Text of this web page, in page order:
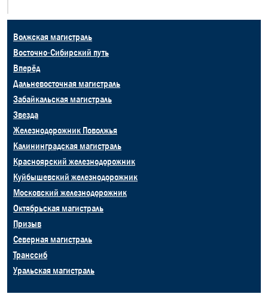
Волжская магистраль
Восточно-Сибирский путь
Вперёд
Дальневосточная магистраль
Забайкальская магистраль
Звезда
Железнодорожник Поволжья
Калининградская магистраль
Красноярский железнодорожник
Куйбышевский железнодорожник
Московский железнодорожник
Октябрьская магистраль
Призыв
Северная магистраль
Транссиб
Уральская магистраль